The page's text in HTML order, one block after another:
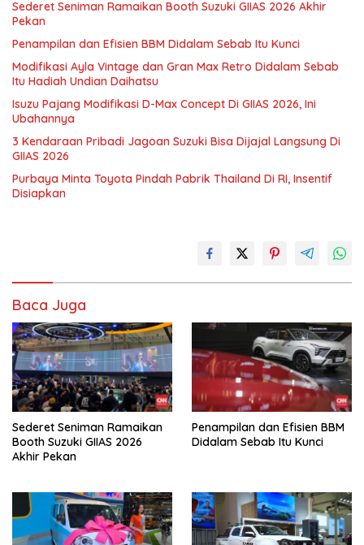
Sederet Seniman Ramaikan Booth Suzuki GIIAS 2026 Akhir
Pekan
Penampilan dan Efisien BBM Didalam Sebab Itu Kunci
Modifikasi Ayla Vintage dan Gran Max Retro Didalam Sebab
Itu Hadiah Undian Daihatsu
Isuzu Pajang Modifikasi D-Max Concept Di GIIAS 2026, Ini
Ubahannya
3 Kendaraan Pribadi Jagoan Suzuki Bisa Dijajal Langsung Di
GIIAS 2026
Purbaya Minta Toyota Pindah Pabrik Thailand Di RI, Insentif
Disiapkan
Baca Juga
Sederet Seniman Ramaikan
Booth Suzuki GIIAS 2026
Akhir Pekan
Penampilan dan Efisien BBM
Didalam Sebab Itu Kunci